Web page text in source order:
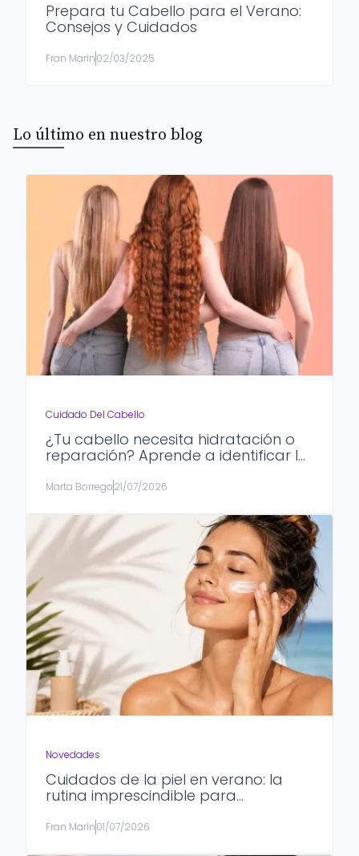
Prepara tu Cabello para el Verano:
Consejos y Cuidados
Fran Marín02/03/2025
Lo último en nuestro blog
Cuidado Del Cabello
¿Tu cabello necesita hidratación o
reparación? Aprende a identificar lo
Marta Borrego21/07/2026
Novedades
Cuidados de la piel en verano: la
rutina imprescindible para
protegida
Fran Marín01/07/2026